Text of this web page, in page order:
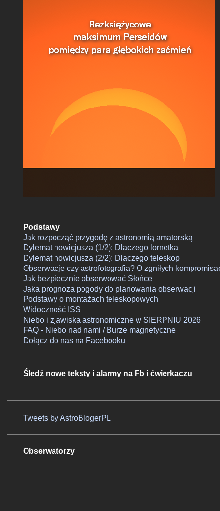
Podstawy
Jak rozpocząć przygodę z astronomią amatorską
Dylemat nowicjusza (1/2): Dlaczego lornetka
Dylemat nowicjusza (2/2): Dlaczego teleskop
Obserwacje czy astrofotografia? O zgniłych
Jak bezpiecznie obserwować Słońce
Jaka prognoza pogody do planowania obserwacji
Podstawy o montażach teleskopowych
Widoczność ISS
Niebo i zjawiska astronomiczne w SIERPNIU 2026
FAQ - Niebo nad nami / Burze magnetyczne
Dołącz do nas na Facebooku
Śledź nowe teksty i alarmy na Fb i ćwierkaczu
Tweets by AstroBlogerPL
Obserwatorzy